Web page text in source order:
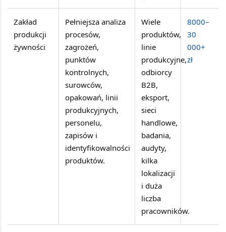
Zakład
produkcji
żywności
Pełniejsza analiza
procesów,
zagrożeń,
punktów
kontrolnych,
surowców,
opakowań, linii
produkcyjnych,
personelu,
zapisów i
identyfikowalności
produktów.
Wiele
produktów,
linie
produkcyjne,
odbiorcy
B2B,
eksport,
sieci
handlowe,
badania,
audyty,
kilka
lokalizacji
i duża
liczba
pracowników.
8000–
30
000+
zł